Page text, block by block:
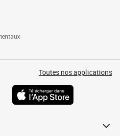
Toutes nos applications